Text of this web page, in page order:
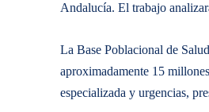
Andalucía. El trabajo
La Base Poblacional de
aproximadamente 15
especializada y urgencias,